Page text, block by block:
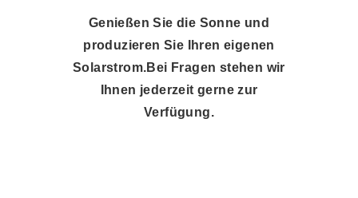
Genießen Sie die Sonne und
produzieren Sie Ihren eigenen
Solarstrom.Bei Fragen stehen wir
Ihnen jederzeit gerne zur
Verfügung.